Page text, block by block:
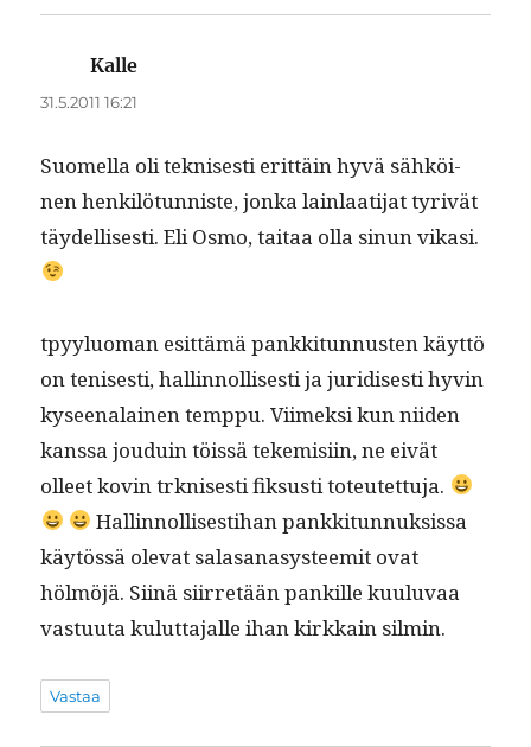
Kalle
31.5.2011 16:21
Suomel­la oli teknis­es­ti erit­täin hyvä sähköi­
nen henkilö­tun­niste, jon­ka lain­laati­jat tyrivät
täy­del­lis­es­ti. Eli Osmo, taitaa olla sin­un vikasi.
tpyy­lu­o­man esit­tämä pankki­tun­nusten käyt­tö
on tenis­es­ti, hallinnol­lis­es­ti ja juridis­es­ti hyvin
kyseenalainen temp­pu. Viimek­si kun niiden
kanssa jouduin töis­sä tekemisi­in, ne eivät
olleet kovin trknis­es­ti fik­susti toteutet­tu­ja.
Hallinnol­lis­es­ti­han pankki­tun­nuk­sis­sa
käytössä ole­vat salasanasys­teemit ovat
hölmöjä. Siinä siir­retään pankille kuu­lu­vaa
vas­tu­u­ta kulut­ta­jalle ihan kirkkain silmin.
Vastaa